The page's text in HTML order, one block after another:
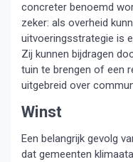
concreter benoemd
zeker: als overheid
uitvoeringsstrategie is
Zij kunnen bijdragen
tuin te brengen of een
uitgebreid over
Winst
Een belangrijk gevolg
dat gemeenten